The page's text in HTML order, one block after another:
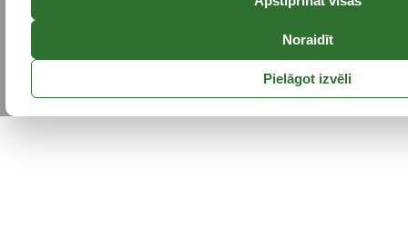
Noraidīt
Pielāgot izvēli